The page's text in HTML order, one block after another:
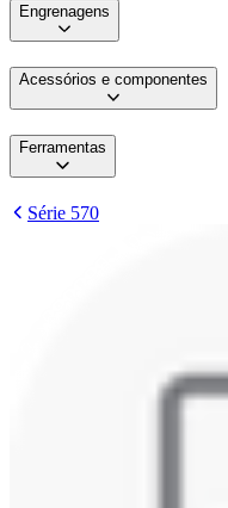
Engrenagens
Acessórios e componentes
Ferramentas
Série 570